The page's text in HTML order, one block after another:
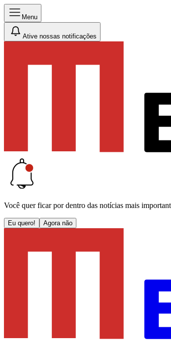
Menu
Ative nossas notificações
Você quer ficar por dentro das notícias mais
Eu quero! Agora não